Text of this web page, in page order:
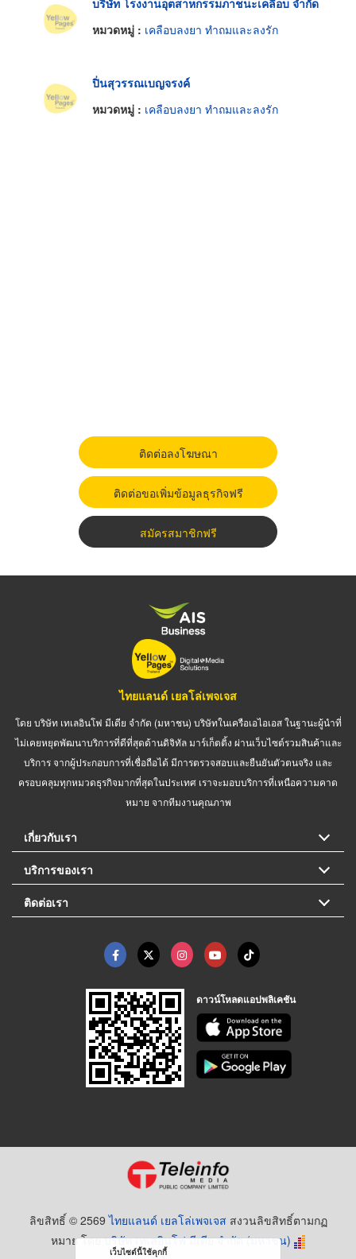
หมวดหมู่ : เคลือบลงยา ทำถมและลงรัก
ปิ่นสุวรรณเบญจรงค์
หมวดหมู่ : เคลือบลงยา ทำถมและลงรัก
ติดต่อลงโฆษณา
ติดต่อขอเพิ่มข้อมูลธุรกิจฟรี
สมัครสมาชิกฟรี
ไทยแลนด์ เยลโล่เพจเจส
โดย บริษัท เทเลอินโฟ มีเดีย จำกัด (มหาชน) บริษัทในเครือเอไอเอส ในฐานะผู้นำที่
ไม่เคยหยุดพัฒนาบริการที่ดีที่สุดด้านดิจิทัล มาร์เก็ตติ้ง ผ่านเว็บไซต์รวมสินค้าและ
บริการ จากผู้ประกอบการที่เชื่อถือได้ มีการตรวจสอบและยืนยันตัวตนจริง และ
ครอบคลุมทุกหมวดธุรกิจมากที่สุดในประเทศ เราจะมอบบริการที่เหนือความคาด
หมาย จากทีมงานคุณภาพ
เกี่ยวกับเรา
บริการของเรา
ติดต่อเรา
ดาวน์โหลดแอปพลิเคชัน
ลิขสิทธิ์ © 2569ไทยแลนด์ เยลโล่เพจเจส สงวนลิขสิทธิ์ตามกฏ
หมาย โดยบริษัท เทเลอินโฟ มีเดีย จำกัด (มหาชน)
เว็บไซต์นี้ใช้คุกกี้